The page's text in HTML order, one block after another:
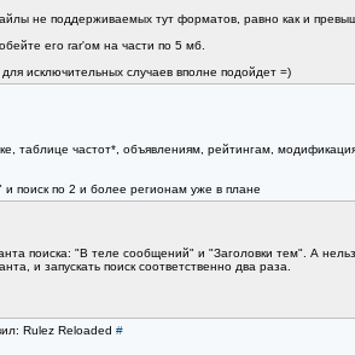
не поддерживаемых тут форматов, равно как и
его rar'ом на части по 5 мб.
исключительных случаев вполне подойдет =)
таблице частот*, объявлениям, рейтингам,
поиск по 2 и более регионам уже в плане
поиска: "В теле сообщений" и "Заголовки тем". А
и запускать поиск соответственно два раза.
Rulez Reloaded #